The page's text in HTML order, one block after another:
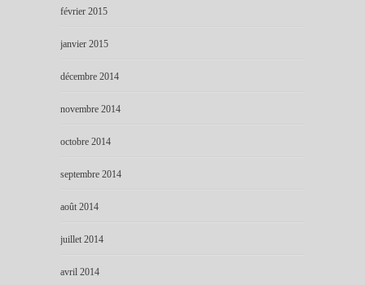
février 2015
janvier 2015
décembre 2014
novembre 2014
octobre 2014
septembre 2014
août 2014
juillet 2014
avril 2014